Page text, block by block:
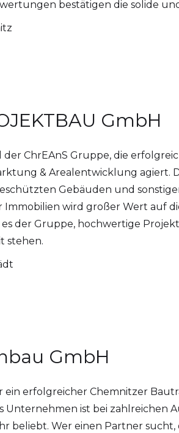
bestätigen die solide
GmbH
der ChrEAnS Gruppe, die
& Arealentwicklung agiert.
Gebäuden und
wird großer Wert auf
der Gruppe, hochwertige
stehen.
GmbH
ein erfolgreicher Chemnitzer
Unternehmen ist bei zahlreichen
beliebt. Wer einen Partner